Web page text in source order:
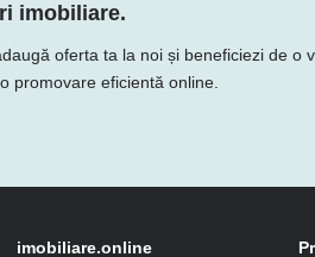
imobiliare.
oferta ta la noi și beneficiezi de
promovare eficientă online.
imobiliare.online